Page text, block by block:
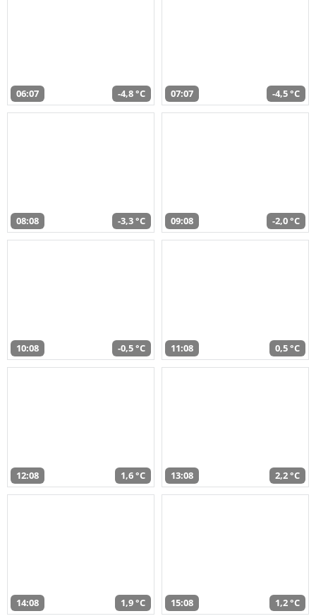
06:07 -4,8 °C 07:07 -4,5 °C
08:08 -3,3 °C 09:08 -2,0 °C
10:08 -0,5 °C 11:08 0,5 °C
12:08 1,6 °C 13:08 2,2 °C
14:08 1,9 °C 15:08 1,2 °C